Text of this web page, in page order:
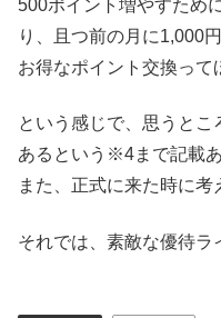
500ポイント増やすため
り、且つ前の月に1,000
お得なポイント交換っ
という感じで、思うと
あるという※4まで記載あ
また、正式に来た時に考
それでは、素敵な優待ラ